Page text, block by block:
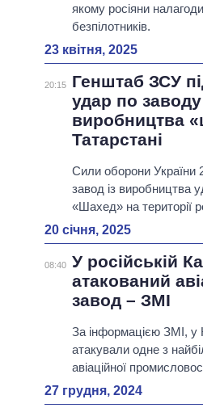
якому росіяни
безпілотників.
23 квітня, 2025
20:15
Генштаб ЗСУ
удар по заводу
виробництва
Татарстані
Сили оборони України
завод із виробництва
«Шахед» на території
20 січня, 2025
08:40 У російській
атакований
завод – ЗМІ
За інформацією ЗМІ, у
атакували одне з
авіаційної
27 грудня, 2024